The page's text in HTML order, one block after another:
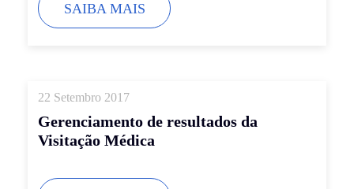
SAIBA MAIS
22 Setembro 2017
Gerenciamento de resultados da
Visitação Médica